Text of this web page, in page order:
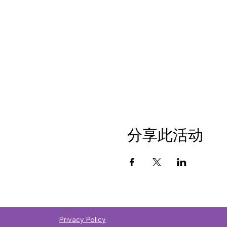
分享此活动
Privacy Policy